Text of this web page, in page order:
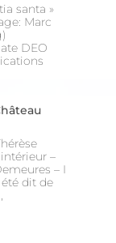
santa »
Marc
DEO
–
– I
dit de